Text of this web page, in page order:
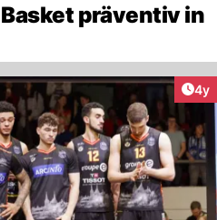
präventiv in
4y